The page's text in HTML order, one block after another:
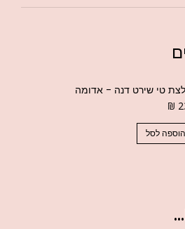
טי שירט דנה - אדומה
₪
הוספה לסל